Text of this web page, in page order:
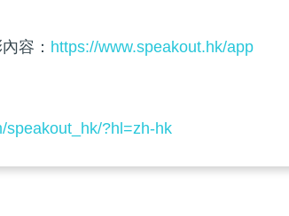
容： https://www.speakout.hk/app
speakout_hk/?hl=zh-hk